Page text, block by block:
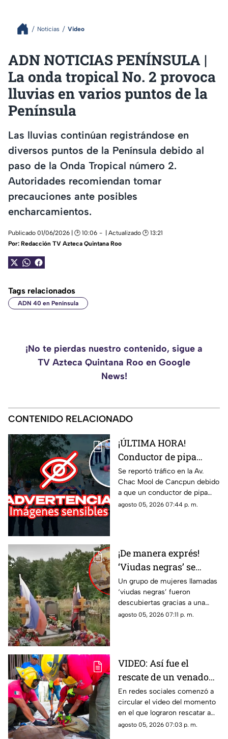
Noticias Video
ADN NOTICIAS PENÍNSULA |
La onda tropical No. 2 provoca
lluvias en varios puntos de la
Península
Las lluvias continúan registrándose en
diversos puntos de la Península debido al
paso de la Onda Tropical número 2.
Autoridades recomiendan tomar
precauciones ante posibles
encharcamientos.
Publicado 01/06/2026 | 🕑 10:06
| Actualizado 🕑 13:21
Por: Redacción TV Azteca Quintana Roo
Tags relacionados
ADN 40 en Península
¡No te pierdas nuestro contenido, sigue a
TV Azteca Quintana Roo en Google
News!
CONTENIDO RELACIONADO
¡ÚLTIMA HORA!
Conductor de pipa
atropella a un hombre
en Av. Chac Mool de
Cancún; esto se sabe
Se reportó tráfico en la Av.
Chac Mool de Cancpun debido
a que un conductor de pipa
atropelló a un hombre.
agosto 05, 2026 07:44 p. m.
¡De manera exprés!
‘Viudas negras’ se
casan con soldados
para cobrar
indemnizaciones
Un grupo de mujeres llamadas
‘viudas negras’ fueron
descubiertas gracias a una
investigación que reveló que
agosto 05, 2026 07:11 p. m.
VIDEO: Así fue el
rescate de un venado
cola blanca en
Cozumel; quedó
atrapado en una malla
ciclónica
En redes sociales comenzó a
circular el video del momento
en el que lograron rescatar a
un venado cola blanca en
agosto 05, 2026 07:03 p. m.